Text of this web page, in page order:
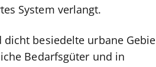
System verlangt.
besiedelte urbane
Bedarfsgüter und in